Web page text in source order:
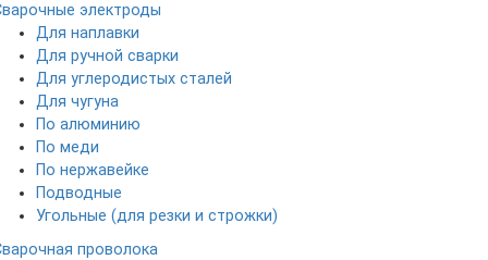
электроды
Для наплавки
Для ручной сварки
Для углеродистых сталей
Для чугуна
По алюминию
По меди
По нержавейке
Подводные
Угольные (для резки и строжки)
проволока